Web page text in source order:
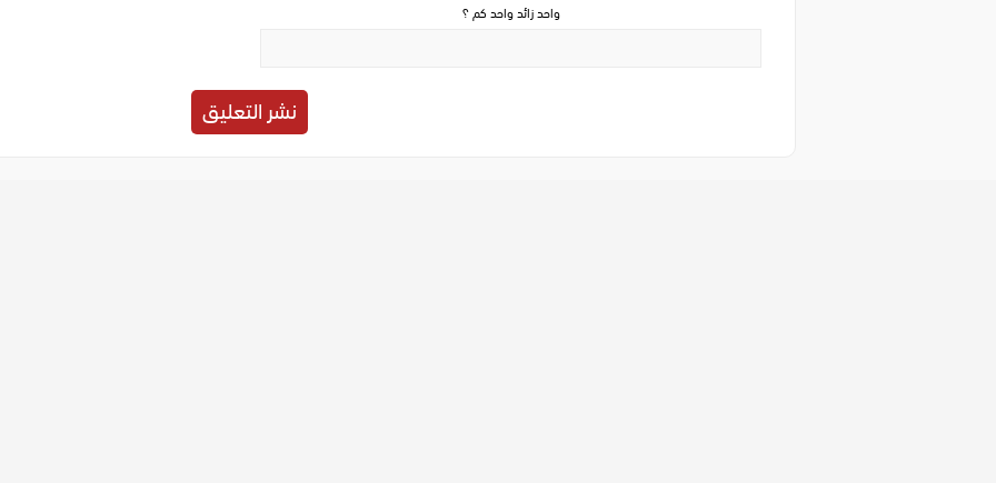
واحد زائد واحد كم ؟